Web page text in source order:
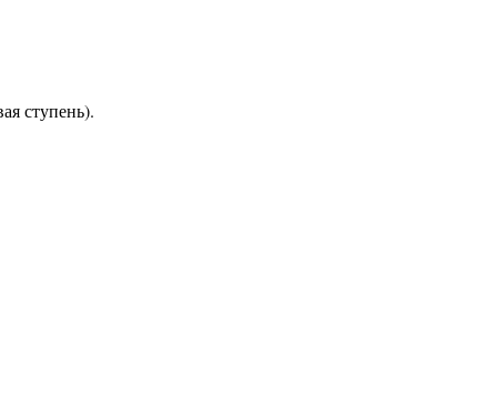
ступень).